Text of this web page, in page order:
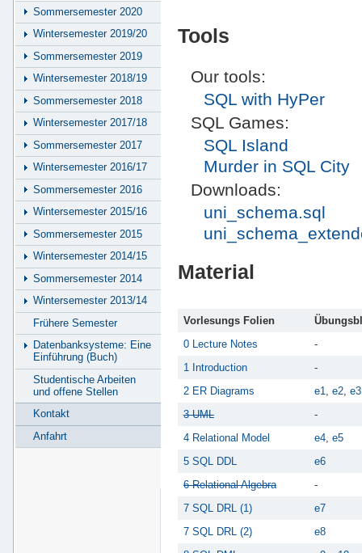
Tools
Our tools:
SQL with HyPer
SQL Games:
SQL Island
Murder in SQL City
Downloads:
uni_schema.sql
Material
Vorlesungs Folien
0 Lecture Notes
-
1 Introduction
-
2 ER Diagrams
e1 e2, e3
3 UML
-
4 Relational Model
e4, e5
5 SQL DDL
e6
6 Relational Algebra
-
7 SQL DRL (1)
e7
7 SQL DRL (2)
e8
Sommersemester 2020
Wintersemester 2019/20
Sommersemester 2019
Wintersemester 2018/19
Sommersemester 2018
Wintersemester 2017/18
Sommersemester 2017
Wintersemester 2016/17
Sommersemester 2016
Wintersemester 2015/16
Sommersemester 2015
Wintersemester 2014/15
Sommersemester 2014
Wintersemester 2013/14
Frühere Semester
Datenbanksysteme: Eine
Einführung (Buch)
Studentische Arbeiten
und offene Stellen
Kontakt
Anfahrt